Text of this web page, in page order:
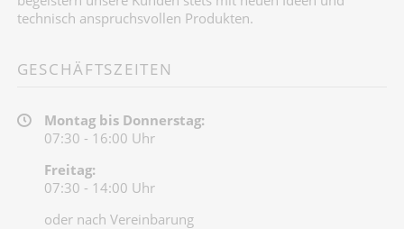
technisch anspruchsvollen Produkten.
GESCHÄFTSZEITEN
Montag bis Donnerstag:
07:30 - 16:00 Uhr
Freitag:
07:30 - 14:00 Uhr
oder nach Vereinbarung